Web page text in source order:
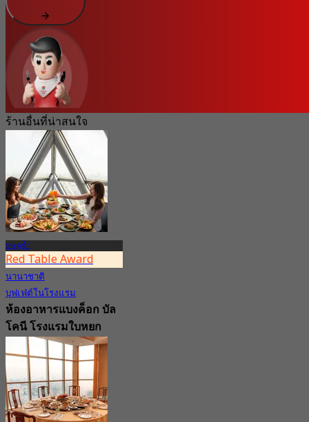
ร้านอื่นที่น่าสนใจ
ประตูน้ำ
Red Table Award
นานาชาติ
บุฟเฟ่ต์ในโรงแรม
ห้องอาหารแบงค็อก บัล
โคนี โรงแรมใบหยก
สกาย (อินดอร์โซน)
81st floor
4.6
9.2K การจอง
จาก฿ 380